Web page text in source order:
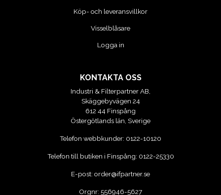
Köp- och leveransvillkor
Visselblåsare
Logga in
KONTAKTA OSS
Industri & Filterpartner AB,
Skäggebyvägen 24
612 44 Finspång
Östergötlands län, Sverige
Telefon webbkunder: 0122-10120
Telefon till butiken i Finspång: 0122-25330
E-post: order@ifpartner.se
Orgnr: 556946-5627